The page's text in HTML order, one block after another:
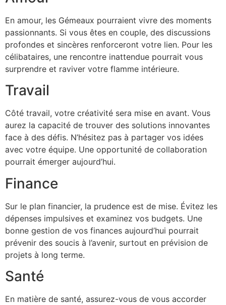
En amour, les Gémeaux pourraient vivre des moments
passionnants. Si vous êtes en couple, des discussions
profondes et sincères renforceront votre lien. Pour les
célibataires, une rencontre inattendue pourrait vous
surprendre et raviver votre flamme intérieure.
Travail
Côté travail, votre créativité sera mise en avant. Vous
aurez la capacité de trouver des solutions innovantes
face à des défis. N’hésitez pas à partager vos idées
avec votre équipe. Une opportunité de collaboration
pourrait émerger aujourd’hui.
Finance
Sur le plan financier, la prudence est de mise. Évitez les
dépenses impulsives et examinez vos budgets. Une
bonne gestion de vos finances aujourd’hui pourrait
prévenir des soucis à l’avenir, surtout en prévision de
projets à long terme.
Santé
En matière de santé, assurez-vous de vous accorder